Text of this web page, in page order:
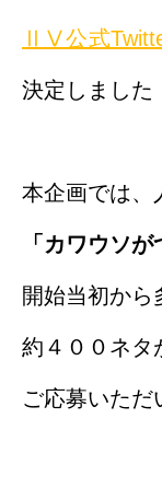
ⅡⅤ公式
決定しました
本企画では、
「カワウソ
開始当初から
約４００ネタ
ご応募いただ